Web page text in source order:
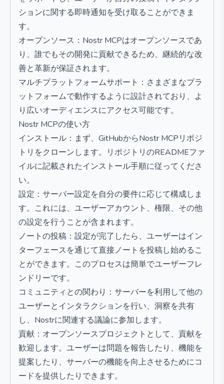
ションに関する即時通知を受け取ることができま
す。
オープンソース：Nostr MCPはオープンソースであ
り、誰でもその開発に貢献できるため、継続的な改
善と革新が保証されます。
マルチプラットフォームサポート：さまざまなプラ
ットフォームで動作するように設計されており、よ
り広いオーディエンスにアクセス可能です。
Nostr MCPの使い方
インストール：まず、GitHubからNostr MCPリポジ
トリをクローンします。リポジトリのREADMEファ
イルに記載されたインストール手順に従ってくださ
い。
設定：サーバー設定を自分の要件に応じて構成しま
す。これには、ユーザーアカウント、権限、その他
の設定を行うことが含まれます。
ノートの投稿：設定が完了したら、ユーザーはイン
ターフェースを通じて直接ノートを投稿し始めるこ
とができます。このプロセスは簡単でユーザーフレ
ンドリーです。
コミュニティとの関わり：サーバーを利用して他の
ユーザーとインタラクションを行い、洞察を共有
し、Nostrに関連する議論に参加します。
貢献：オープンソースプロジェクトとして、貢献を
歓迎します。ユーザーは問題を報告したり、機能を
提案したり、サーバーの機能を向上させるためにコ
ードを提供したりできます。